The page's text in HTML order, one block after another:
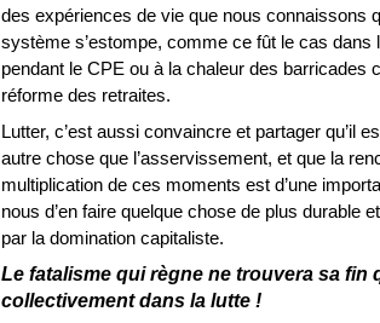
des expériences de vie que nous connaissons
système s’estompe, comme ce fût le cas dans
pendant le CPE ou à la chaleur des barricades
réforme des retraites.
Lutter, c’est aussi convaincre et partager qu’il
autre chose que l’asservissement, et que la
multiplication de ces moments est d’une
nous d’en faire quelque chose de plus durable
par la domination capitaliste.
Le fatalisme qui règne ne trouvera sa fin
collectivement dans la lutte !